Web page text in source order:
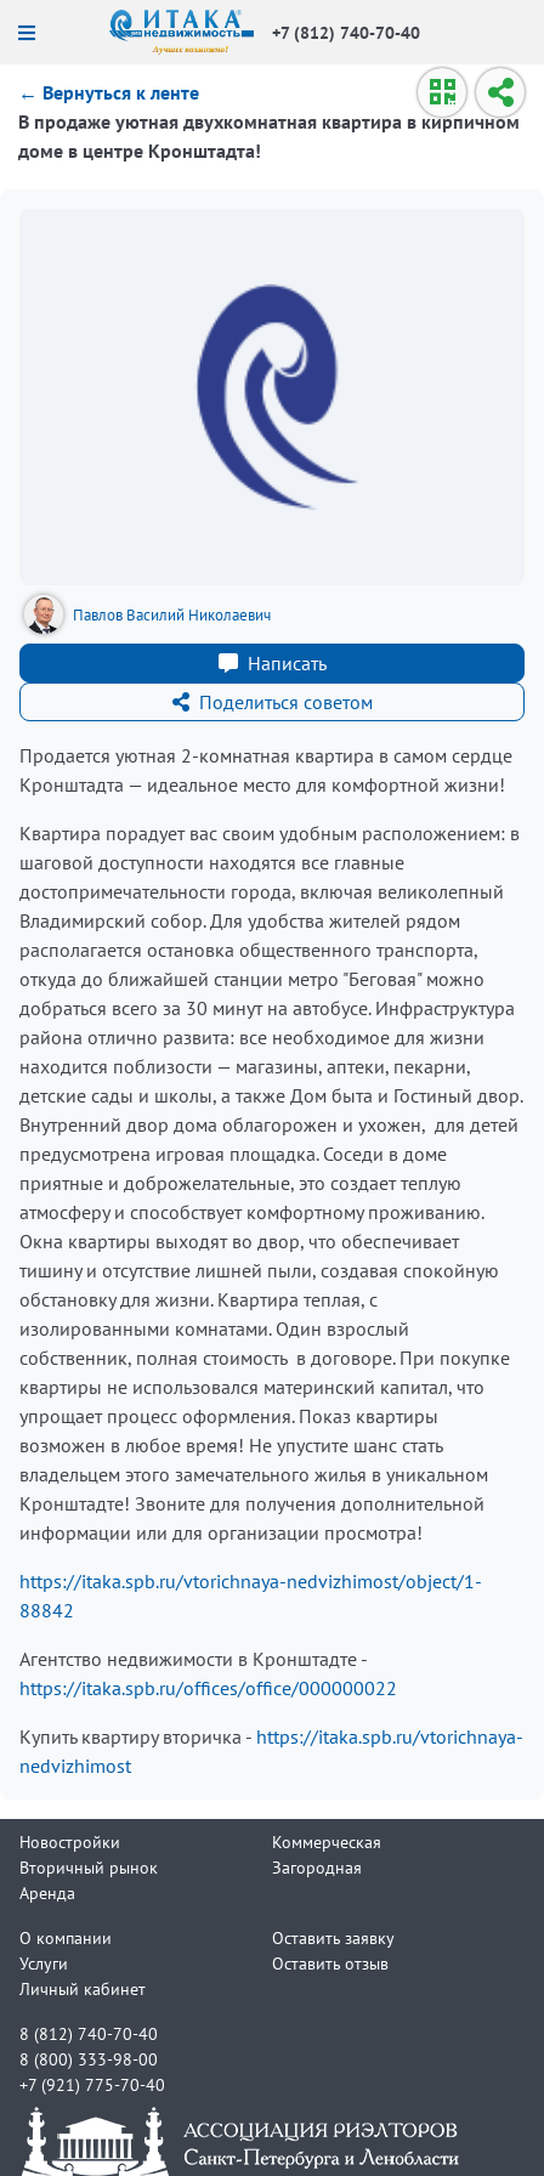
+7 (812) 740-70-40
← Вернуться к ленте
В продаже уютная двухкомнатная квартира в кирпичном
доме в центре Кронштадта!
Павлов Василий Николаевич
Написать
Поделиться советом
Продается уютная 2-комнатная квартира в самом сердце
Кронштадта — идеальное место для комфортной жизни!
Квартира порадует вас своим удобным расположением: в
шаговой доступности находятся все главные
достопримечательности города, включая великолепный
Владимирский собор. Для удобства жителей рядом
располагается остановка общественного транспорта,
откуда до ближайшей станции метро "Беговая" можно
добраться всего за 30 минут на автобусе. Инфраструктура
района отлично развита: все необходимое для жизни
находится поблизости — магазины, аптеки, пекарни,
детские сады и школы, а также Дом быта и Гостиный двор.
Внутренний двор дома облагорожен и ухожен, для детей
предусмотрена игровая площадка. Соседи в доме
приятные и доброжелательные, это создает теплую
атмосферу и способствует комфортному проживанию.
Окна квартиры выходят во двор, что обеспечивает
тишину и отсутствие лишней пыли, создавая спокойную
обстановку для жизни. Квартира теплая, с
изолированными комнатами. Один взрослый
собственник, полная стоимость в договоре. При покупке
квартиры не использовался материнский капитал, что
упрощает процесс оформления. Показ квартиры
возможен в любое время! Не упустите шанс стать
владельцем этого замечательного жилья в уникальном
Кронштадте! Звоните для получения дополнительной
информации или для организации просмотра!
https://itaka.spb.ru/vtorichnaya-nedvizhimost/object/1-
88842
Агентство недвижимости в Кронштадте -
https://itaka.spb.ru/offices/office/000000022
Купить квартиру вторичка - https://itaka.spb.ru/vtorichnaya-
nedvizhimost
Новостройки
Вторичный рынок
Аренда
Коммерческая
Загородная
О компании
Услуги
Личный кабинет
Оставить заявку
Оставить отзыв
8 (812) 740-70-40
8 (800) 333-98-00
+7 (921) 775-70-40